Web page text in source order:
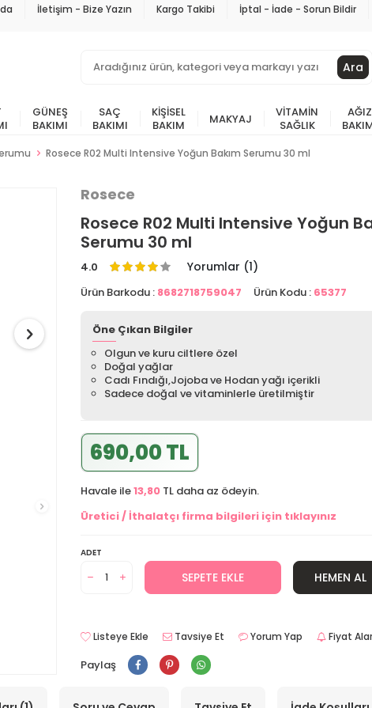
İletişim - Bize Yazın Kargo Takibi İptal - İade - Sorun Bildir
Ara
GÜNEŞ
BAKIMI
SAÇ
BAKIMI
KIŞISEL
BAKIM
MAKYAJ
VITAMIN
SAĞLIK
AĞIZ
Rosece R02 Multi Intensive Yoğun Bakım Serumu 30 ml
Rosece
Rosece R02 Multi Intensive Yoğun
Serumu 30 ml
4.0 Yorumlar (1)
Ürün Barkodu : 8682718759047 Ürün Kodu : 65377
Öne Çıkan Bilgiler
Olgun ve kuru ciltlere özel
Doğal yağlar
Cadı Fındığı,Jojoba ve Hodan yağı içerikli
Sadece doğal ve vitaminlerle üretilmiştir
690,00 TL
Havale ile13,80 TL daha az ödeyin.
Üretici / İthalatçı firma bilgileri için tıklayınız
ADET
SEPETE EKLE HEMEN AL
Listeye Ekle Tavsiye Et Yorum Yap Fiyat
Paylaş